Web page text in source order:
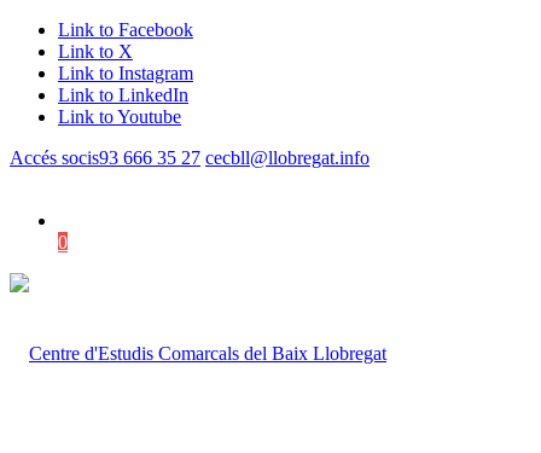
Link to Facebook
Link to X
Link to Instagram
Link to LinkedIn
Link to Youtube
Accés socis93 666 35 27 cecbll@llobregat.info
0